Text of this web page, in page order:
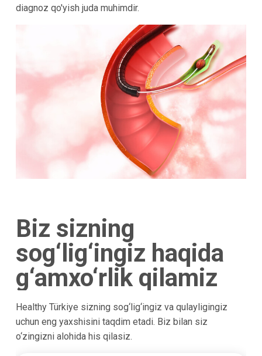
diagnoz qo'yish juda muhimdir.
Biz sizning
sog‘lig‘ingiz haqida
g‘amxo‘rlik qilamiz
Healthy Türkiye sizning sog‘lig‘ingiz va qulayligingiz
uchun eng yaxshisini taqdim etadi. Biz bilan siz
o‘zingizni alohida his qilasiz.